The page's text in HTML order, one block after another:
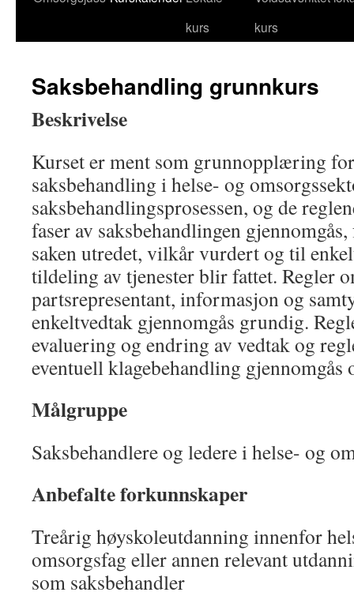
kurs
kurs
Saksbehandling grunnkurs
Beskrivelse
Kurset er ment som grunnopplæring
saksbehandling i helse- og
saksbehandlingsprosessen, og de
faser av saksbehandlingen
saken utredet, vilkår vurdert og til
tildeling av tjenester blir fattet. Regler
partsrepresentant, informasjon og
enkeltvedtak gjennomgås grundig.
evaluering og endring av vedtak og
eventuell klagebehandling gjennomgås
Målgruppe
Saksbehandlere og ledere i helse- og
Anbefalte forkunnskaper
Treårig høyskoleutdanning innenfor
omsorgsfag eller annen relevant
som saksbehandler